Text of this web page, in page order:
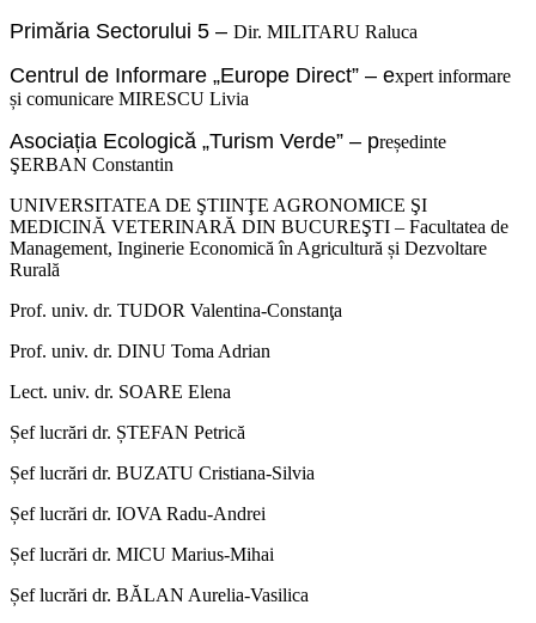
Primăria Sectorului 5 – Dir. MILITARU Raluca
Centrul de Informare „Europe Direct” – expert informare
și comunicare MIRESCU Livia
Asociația Ecologică „Turism Verde” – președinte
ŞERBAN Constantin
UNIVERSITATEA DE ŞTIINŢE AGRONOMICE ŞI
MEDICINĂ VETERINARĂ DIN BUCUREŞTI – Facultatea de
Management, Inginerie Economică în Agricultură și Dezvoltare
Rurală
Prof. univ. dr. TUDOR Valentina-Constanţa
Prof. univ. dr. DINU Toma Adrian
Lect. univ. dr. SOARE Elena
Șef lucrări dr. ȘTEFAN Petrică
Șef lucrări dr. BUZATU Cristiana-Silvia
Șef lucrări dr. IOVA Radu-Andrei
Șef lucrări dr. MICU Marius-Mihai
Șef lucrări dr. BĂLAN Aurelia-Vasilica